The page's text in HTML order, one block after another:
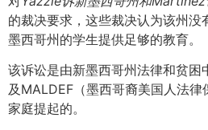
的裁决要求，这些裁决认为该州没
墨西哥州的学生提供足够的教育。
该诉讼是由新墨西哥州法律和贫困
及MALDEF（墨西哥裔美国人法
家庭提起的。